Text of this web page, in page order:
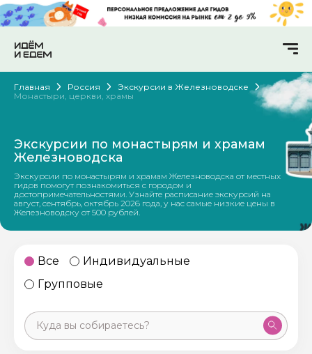
Главная Россия
Экскурсии в Железноводске
Монастыри, церкви, храмы
Экскурсии по монастырям и храмам
Железноводска
Экскурсии по монастырям и храмам Железноводска от местных
гидов помогут познакомиться с городом и
достопримечательностями. Узнайте расписание экскурсий на
август, сентябрь, октябрь 2026 года, у нас самые низкие цены в
Железноводску от 500 рублей.
Все
Индивидуальные
Групповые